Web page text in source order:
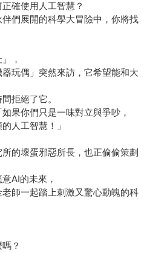
確使用人工智慧？
們展開的科學大冒險中，你將找
，
玩偶」突然來訪，它希望能和大
拒絕了它。
果你們只是一味對立與爭吵，
人工智慧！」
的壞蛋邪惡所長，也正偷偷策劃
AI的未來，
師一起踏上刺激又驚心動魄的科
？